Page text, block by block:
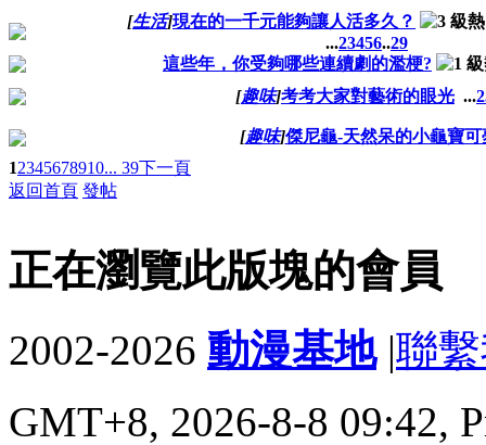
[生活]現在的一千元能夠讓人活多久？
...23456..29
這些年，你受夠哪些連續劇的濫梗?
[趣味]考考大家對藝術的眼光 ...2
[趣味]傑尼龜-天然呆的小龜寶可
12345678910... 39下一頁
返回首頁 發帖
正在瀏覽此版塊的會員
2002-2026 動漫基地 |聯
GMT+8, 2026-8-8 09:42,